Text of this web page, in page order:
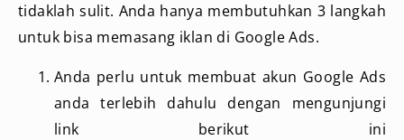
tidaklah sulit. Anda hanya membutuhkan 3 langkah
untuk bisa memasang iklan di Google Ads.
Anda perlu untuk membuat akun Google Ads
anda terlebih dahulu dengan mengunjungi
link berikut ini